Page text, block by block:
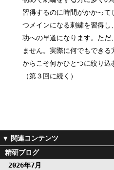
習得するのに時間がかかって
つメインになる刺繍を習得
功への早道になります。ただ
ません。実際に何でもでき
からこそ何かひとつに絞り
（第３回に続く）
精研ブログ
2026年7月